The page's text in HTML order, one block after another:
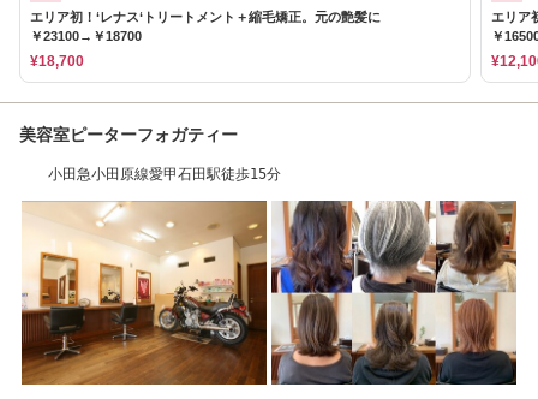
エリア初！‘レナス‘トリートメント＋縮毛矯正。元の艶髪に
￥23100→￥18700
¥18,700
エリア
￥
美容室ピーターフォガティー
小田急小田原線愛甲石田駅徒歩15分